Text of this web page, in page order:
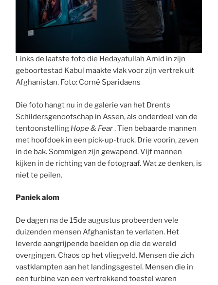
Links de laatste foto die Hedayatullah Amid in zijn
geboortestad Kabul maakte vlak voor zijn vertrek uit
Afghanistan. Foto: Corné Sparidaens
Die foto hangt nu in de galerie van het Drents
Schildersgenootschap in Assen, als onderdeel van de
tentoonstelling Hope & Fear. Tien bebaarde mannen
met hoofdoek in een pick-up-truck. Drie voorin, zeven
in de bak. Sommigen zijn gewapend. Vijf mannen
kijken in de richting van de fotograaf. Wat ze denken, is
niet te peilen.
Paniek alom
De dagen na de 15de augustus probeerden vele
duizenden mensen Afghanistan te verlaten. Het
leverde aangrijpende beelden op die de wereld
overgingen. Chaos op het vliegveld. Mensen die zich
vastklampten aan het landingsgestel. Mensen die in
een turbine van een vertrekkend toestel waren